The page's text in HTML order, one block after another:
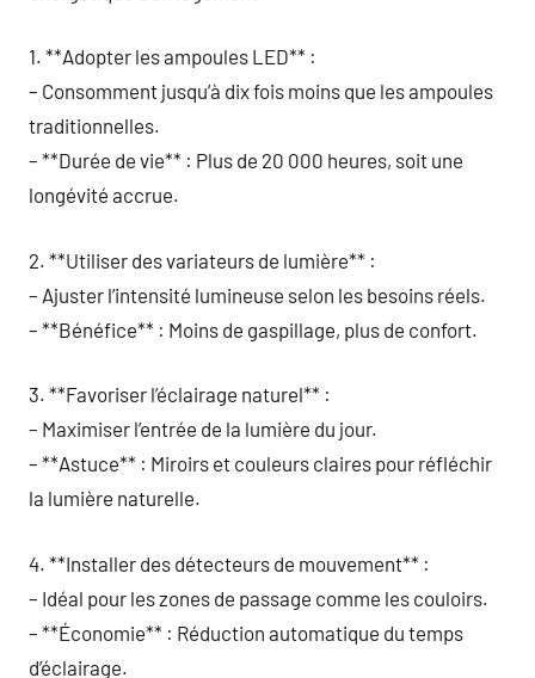
1. **Adopter les ampoules LED** :
– Consomment jusqu’à dix fois moins que les ampoules
traditionnelles.
– **Durée de vie** : Plus de 20 000 heures, soit une
longévité accrue.
2. **Utiliser des variateurs de lumière** :
– Ajuster l’intensité lumineuse selon les besoins réels.
– **Bénéfice** : Moins de gaspillage, plus de confort.
3. **Favoriser l’éclairage naturel** :
– Maximiser l’entrée de la lumière du jour.
– **Astuce** : Miroirs et couleurs claires pour réfléchir
la lumière naturelle.
4. **Installer des détecteurs de mouvement** :
– Idéal pour les zones de passage comme les couloirs.
– **Économie** : Réduction automatique du temps
d’éclairage.